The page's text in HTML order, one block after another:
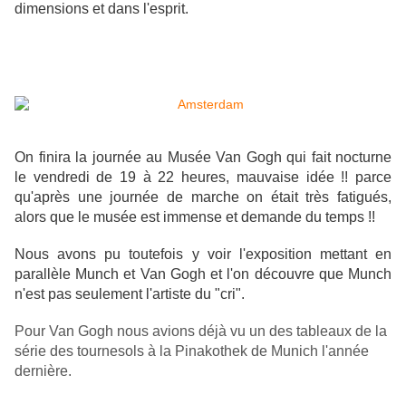
dimensions et dans l'esprit.
On finira la journée au Musée Van Gogh qui fait nocturne
le vendredi de 19 à 22 heures, mauvaise idée !! parce
qu'après une journée de marche on était très fatigués,
alors que le musée est immense et demande du temps !!
Nous avons pu toutefois y voir l'exposition mettant en
parallèle Munch et Van Gogh et l'on découvre que Munch
n'est pas seulement l'artiste du "cri".
Pour Van Gogh nous avions déjà vu un des tableaux de la
série des tournesols à la Pinakothek de Munich l'année
dernière.